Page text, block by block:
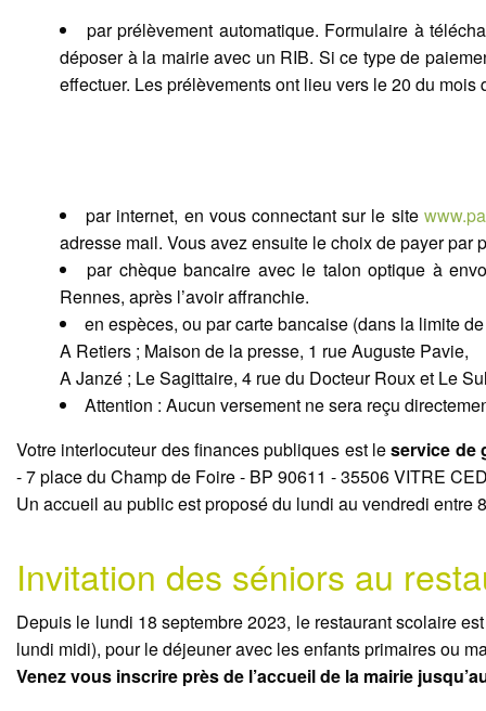
par prélèvement automatique. Formulaire à
déposer à la mairie avec un RIB. Si ce type de
effectuer. Les prélèvements ont lieu vers le 20 du mois
par internet, en vous connectant sur le site
adresse mail. Vous avez ensuite le choix de payer par
par chèque bancaire avec le talon optique à
Rennes, après l’avoir affranchie.
en espèces, ou par carte bancaise (dans la limite
A Retiers ; Maison de la presse, 1 rue Auguste Pavie,
A Janzé ; Le Sagittaire, 4 rue du Docteur Roux et Le
Attention : Aucun versement ne sera reçu
Votre interlocuteur des finances publiques est leservice de
- 7 place du Champ de Foire - BP 90611 - 35506 VITRE
Un accueil au public est proposé du lundi au vendredi entre
Invitation des séniors au
Depuis le lundi 18 septembre 2023, le restaurant scolaire
lundi midi), pour le déjeuner avec les enfants primaires ou
Venez vous inscrire près de l’accueil de la mairie